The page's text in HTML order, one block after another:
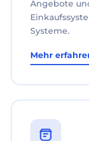
Angebote
Systeme.
Mehr